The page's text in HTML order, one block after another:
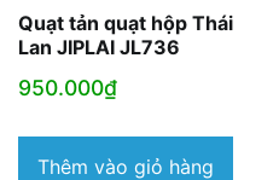
Quạt tản quạt hộp Thái
Lan JIPLAI JL736
950.000₫
Thêm vào giỏ hàng